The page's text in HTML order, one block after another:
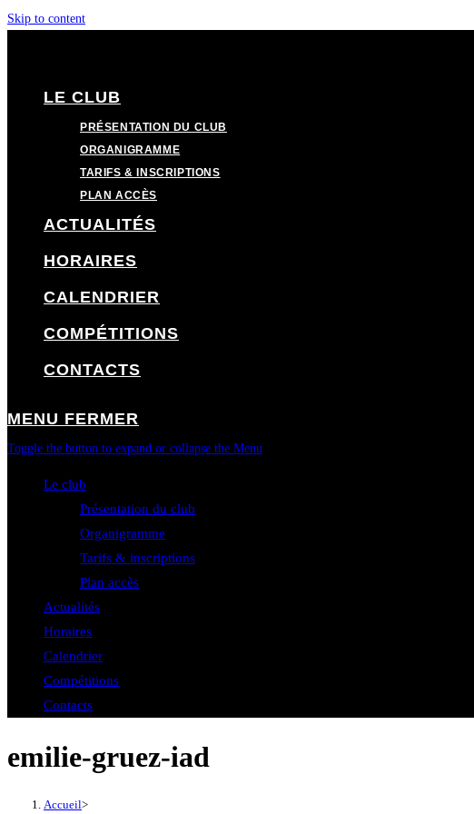
Skip to content
LE CLUB
PRÉSENTATION DU CLUB
ORGANIGRAMME
TARIFS & INSCRIPTIONS
PLAN ACCÈS
ACTUALITÉS
HORAIRES
CALENDRIER
COMPÉTITIONS
CONTACTS
MENU FERMER
Toggle the button to expand or collapse the Menu
Le club
Présentation du club
Organigramme
Tarifs & inscriptions
Plan accès
Actualités
Horaires
Calendrier
Compétitions
Contacts
emilie-gruez-iad
Accueil>